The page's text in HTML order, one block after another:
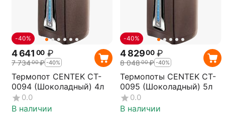
-40%
4 641 00 ₽
7 73400₽ -40%
Термопот CENTEK CT-
0094 (Шоколадный) 4л
0.0
В наличии
-40%
4 82900 ₽
8 04800₽ -40%
Термопоты CENTEK CT-
0095 (Шоколадный) 5л
0.0
В наличии